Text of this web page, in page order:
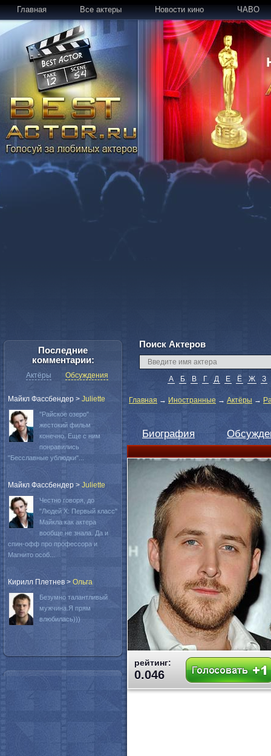
Главная Все актеры Новости кино ЧАВО
Поиск Актеров
А Б В Г Д Е Ё Ж З
Главная → Иностранные → Актёры →
Биография
рейтинг:
0.046
Последние
комментарии:
Актёры Обсуждения
Майкл Фассбендер > Juliette
"Райское озеро"
жестокий фильм
конечно. Еще с ним
понравились
"Бесславные ублюдки"...
Майкл Фассбендер > Juliette
Честно говоря, до
"Людей Х: Первый класс"
Майкла как актера
вообще не знала. Да и
спин-офф про профессора и
Магнито особ...
Кирилл Плетнев > Oльга
Безумно талантливый
мужчина.Я прям
влюбилась)))